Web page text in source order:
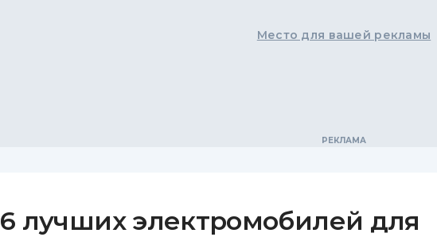
Место для вашей рекламы
6 лучших электромобилей для